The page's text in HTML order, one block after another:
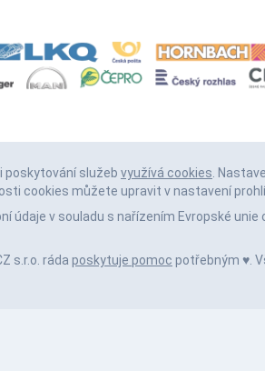
poskytování služeb využívá cookies.
cookies můžete upravit v nastavení
údaje v souladu s nařízením Evropské unie
s.r.o. ráda poskytuje pomoc potřebným ♥️.